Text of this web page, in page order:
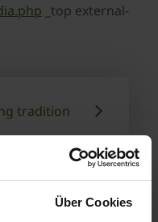
Über Cookies
_top external-
tradition